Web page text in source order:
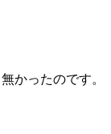
かったのです。